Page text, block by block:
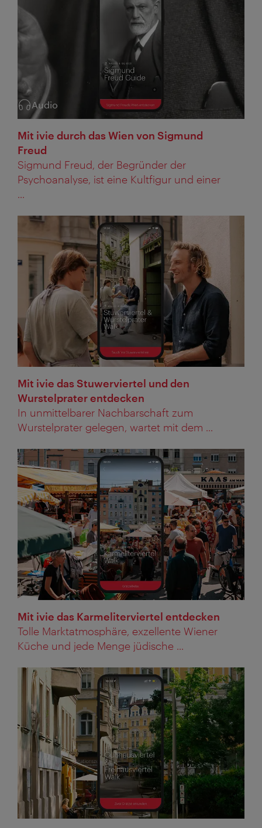
Kategorie:
Audio
Mit ivie durch das Wien von Sigmund
Freud
Sigmund Freud, der Begründer der
Psychoanalyse, ist eine Kultfigur und einer
...
Mit ivie das Stuwerviertel und den
Wurstelprater entdecken
In unmittelbarer Nachbarschaft zum
Wurstelprater gelegen, wartet mit dem ...
Mit ivie das Karmeliterviertel entdecken
Tolle Marktatmosphäre, exzellente Wiener
Küche und jede Menge jüdische ...